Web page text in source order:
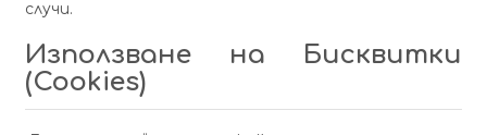
случи.
Използване на Бисквитки
(Cookies)